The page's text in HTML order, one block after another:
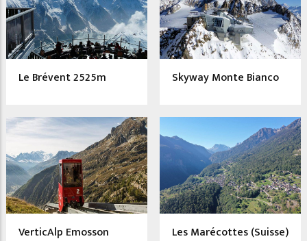
Le Brévent 2525m Skyway Monte Bianco
VerticAlp Emosson Les Marécottes (Suisse)